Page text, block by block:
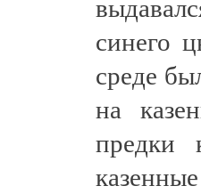
синего
среде
на
предки